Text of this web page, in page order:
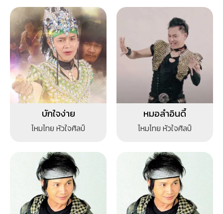
บักใจง่าย
ไหมไทย หัวใจศิลป์
หมอลำอินดี้
ไหมไทย หัวใจศิลป์